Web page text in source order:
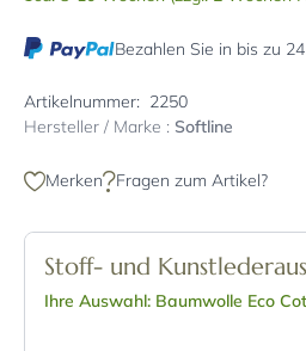
Bezahlen Sie in bis zu
Artikelnummer: 2250
Hersteller / Marke : Softline
Merken Fragen zum Artikel?
Stoff- und
Ihre Auswahl: Baumwolle Eco